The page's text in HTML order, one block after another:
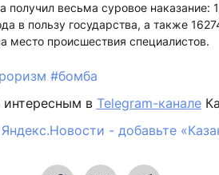
весьма суровое наказание:
в пользу государства, а также
место происшествия специалистов.
#бомба
в Telegram-канале
- добавьте